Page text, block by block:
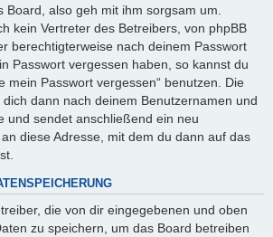
Board, also geh mit ihm sorgsam um.
kein Vertreter des Betreibers, von phpBB
berechtigterweise nach deinem Passwort
Passwort vergessen haben, so kannst du
mein Passwort vergessen“ benutzen. Die
dann nach deinem Benutzernamen und
und sendet anschließend ein neu
diese Adresse, mit dem du dann auf das
die von dir eingegebenen und oben
zu speichern, um das Board betreiben